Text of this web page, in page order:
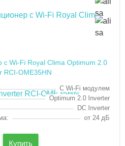
с Wi-Fi Royal Clima Optimum 2.0
RCI-OME35HN
С Wi-Fi модулем
Optimum 2.0 Inverter
DC Inverter
от 24 дБ
Купить